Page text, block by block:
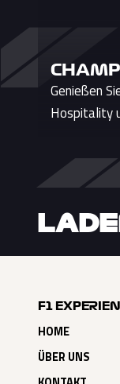
Genießen
Hospitality
F1
HOME
ÜBER UNS